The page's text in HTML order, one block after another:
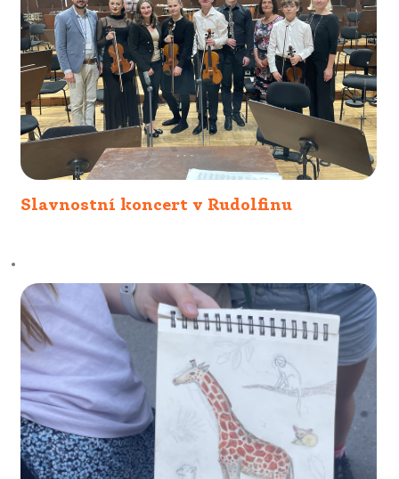
Slavnostní koncert v Rudolfinu